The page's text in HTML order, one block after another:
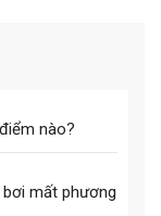
nào?
mất phương